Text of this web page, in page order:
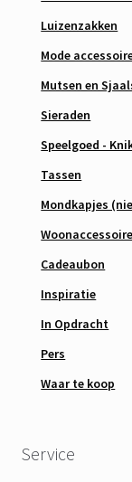
Luizenzakken
Mode
Mutsen en
Sieraden
Speelgoed -
Tassen
Mondkapjes
Cadeaubon
Inspiratie
In Opdracht
Pers
Waar te koop
Service